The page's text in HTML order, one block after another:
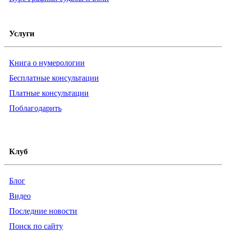
Услуги
Книга о нумерологии
Бесплатные консультации
Платные консультации
Поблагодарить
Клуб
Блог
Видео
Последние новости
Поиск по сайту